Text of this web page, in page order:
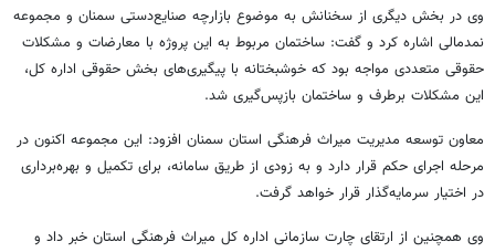
وی در بخش دیگری از سخنانش به موضوع بازارچه صنایع‌دستی سمنان و مجموعه
نمدمالی اشاره کرد و گفت: ساختمان مربوط به این پروژه با معارضات و مشکلات
حقوقی متعددی مواجه بود که خوشبختانه با پیگیری‌های بخش حقوقی اداره کل،
این مشکلات برطرف و ساختمان بازپس‌گیری شد.
معاون توسعه مدیریت میراث فرهنگی استان سمنان افزود: این مجموعه اکنون در
مرحله اجرای حکم قرار دارد و به زودی از طریق سامانه، برای تکمیل و بهره‌برداری
در اختیار سرمایه‌گذار قرار خواهد گرفت.
وی همچنین از ارتقای چارت سازمانی اداره کل میراث فرهنگی استان خبر داد و